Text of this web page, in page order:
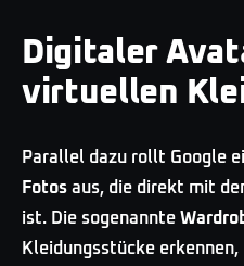
Digitaler
virtuellen
Parallel dazu rollt Google
Fotos aus, die direkt mit
ist. Die sogenannte
Kleidungsstücke